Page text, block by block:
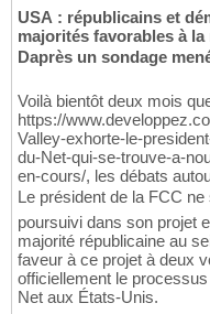
USA : républicains et
majorités favorables à
Daprès un sondage
Voilà bientôt deux mois
https://
Valley-exhorte-le-
du-Net-qui-se-trouve-a-
en-cours/, les débats
Le président de la FCC ne
poursuivi dans son projet
majorité républicaine au
faveur à ce projet à deux
officiellement le
Net aux États-Unis.